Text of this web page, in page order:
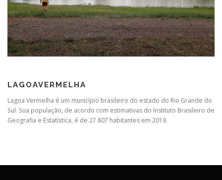
LAGOAVERMELHA
Lagoa Vermelha é um município brasileiro do estado do Rio Grande do
Sul. Sua população, de acordo com estimativas do Instituto Brasileiro de
Geografia e Estatística, é de 27 807 habitantes em 2019.